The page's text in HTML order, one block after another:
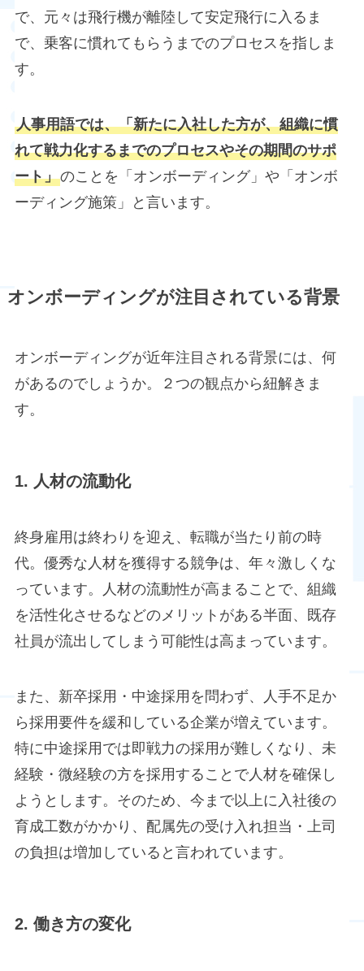
で、元々は飛行機が離陸して安定飛行に入るま
で、乗客に慣れてもらうまでのプロセスを指しま
す。
人事用語では、「新たに入社した方が、組織に慣
れて戦力化するまでのプロセスやその期間のサポ
ート」のことを「オンボーディング」や「オンボ
ーディング施策」と言います。
オンボーディングが注目されている背景
オンボーディングが近年注目される背景には、何
があるのでしょうか。２つの観点から紐解きま
す。
1. 人材の流動化
終身雇用は終わりを迎え、転職が当たり前の時
代。優秀な人材を獲得する競争は、年々激しくな
っています。人材の流動性が高まることで、組織
を活性化させるなどのメリットがある半面、既存
社員が流出してしまう可能性は高まっています。
また、新卒採用・中途採用を問わず、人手不足か
ら採用要件を緩和している企業が増えています。
特に中途採用では即戦力の採用が難しくなり、未
経験・微経験の方を採用することで人材を確保し
ようとします。そのため、今まで以上に入社後の
育成工数がかかり、配属先の受け入れ担当・上司
の負担は増加していると言われています。
2. 働き方の変化